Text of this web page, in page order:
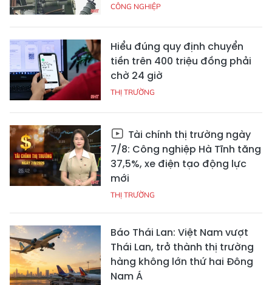
CÔNG NGHIỆP
Hiểu đúng quy định chuyển
tiền trên 400 triệu đồng phải
chờ 24 giờ
THỊ TRƯỜNG
Tài chính thị trường ngày
7/8: Công nghiệp Hà Tĩnh tăng
37,5%, xe điện tạo động lực
mới
THỊ TRƯỜNG
Báo Thái Lan: Việt Nam vượt
Thái Lan, trở thành thị trường
hàng không lớn thứ hai Đông
Nam Á